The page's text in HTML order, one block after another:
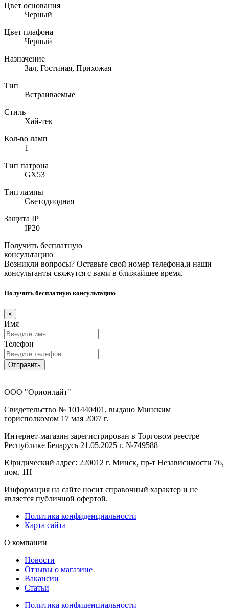
Цвет основания
Черный
Цвет плафона
Черный
Назначение
Зал, Гостиная, Прихожая
Тип
Встраиваемые
Стиль
Хай-тек
Кол-во ламп
1
Тип патрона
GX53
Тип лампы
Светодиодная
Защита IP
IP20
Получить бесплатную
консультацию
Возникли вопросы? Оставьте свой номер телефона,и наши
консультанты свяжутся с вами в ближайшее время.
Получить бесплатную консультацию
×
Имя
Телефон
Отправить
ООО "Орионлайт"
Свидетельство № 101440401, выдано Минским
горисполкомом 17 мая 2007 г.
Интернет-магазин зарегистрирован в Торговом реестре
Республике Беларусь 21.05.2025 г. №749588
Юридический адрес: 220012 г. Минск, пр-т Независимости 76,
пом. 1Н
Информация на сайте носит справочный характер и не
является публичной офертой.
Политика конфиденциальности
Карта сайта
О компании
Новости
Отзывы о магазине
Вакансии
Статьи
Политика конфиденциальности